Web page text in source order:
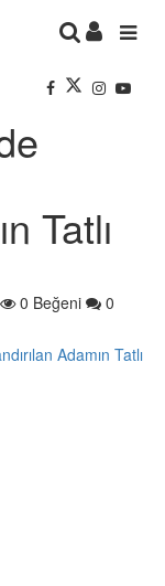
Tatlı
0 Beğeni
0